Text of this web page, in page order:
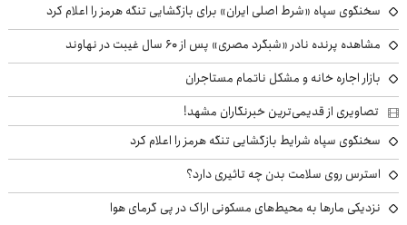
سخنگوی سپاه «شرط اصلی ایران» برای بازگشایی تنگه هرمز را اعلام کرد
مشاهده پرنده نادر «شبگرد مصری» پس از ۶۰ سال غیبت در نهاوند
بازار اجاره خانه و مشکل ناتمام مستاجران
تصاویری از قدیمی‌ترین خبرنگاران مشهد!
سخنگوی سپاه شرایط بازگشایی تنگه هرمز را اعلام کرد
استرس روی سلامت بدن چه تاثیری دارد؟
نزدیکی مارها به محیط‌های مسکونی اراک در پی گرمای هوا